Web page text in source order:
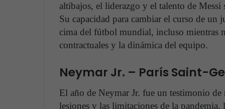
altibajos, el liderazgo y el talento de
Su capacidad para cambiar el curso de un
cima del fútbol mundial, incluso mientras
contractuales y la dinámica del equipo.
Neymar Jr. – París Saint-
El año de Neymar Jr. fue un testimonio de
lesiones y las limitaciones de la